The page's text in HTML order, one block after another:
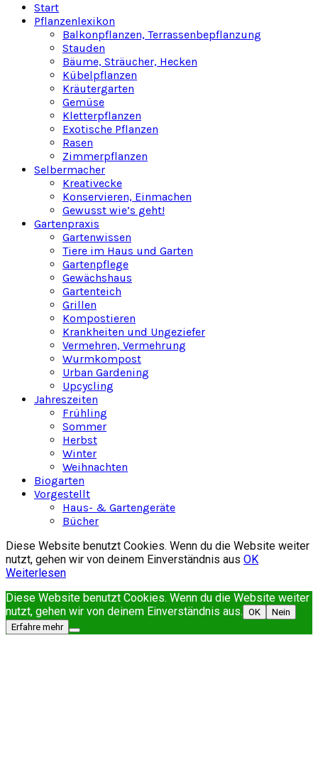
Start
Pflanzenlexikon
Balkonpflanzen, Terrassenbepflanzung
Stauden
Bäume, Sträucher, Hecken
Kübelpflanzen
Kräutergarten
Gemüse
Kletterpflanzen
Exotische Pflanzen
Rasen
Zimmerpflanzen
Selbermacher
Kreativecke
Konservieren, Einmachen
Gewusst wie’s geht!
Gartenpraxis
Gartenwissen
Tiere im Haus und Garten
Gartenpflege
Gewächshaus
Gartenteich
Grillen
Kompostieren
Krankheiten und Ungeziefer
Vermehren, Vermehrung
Wurmkompost
Urban Gardening
Upcycling
Jahreszeiten
Frühling
Sommer
Herbst
Winter
Weihnachten
Biogarten
Vorgestellt
Haus- & Gartengeräte
Bücher
Diese Website benutzt Cookies. Wenn du die Website weiter
nutzt, gehen wir von deinem Einverständnis aus OK
Weiterlesen
Diese Website benutzt Cookies. Wenn du die Website weiter
nutzt, gehen wir von deinem Einverständnis aus. OK
Nein
Erfahre mehr